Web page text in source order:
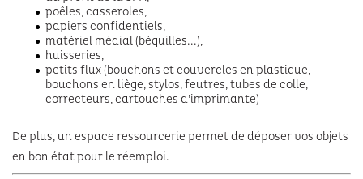
poêles, casseroles,
papiers confidentiels,
matériel médial (béquilles...),
huisseries,
petits flux (bouchons et couvercles en plastique,
bouchons en liège, stylos, feutres, tubes de colle,
correcteurs, cartouches d’imprimante)
De plus, un espace ressourcerie permet de déposer vos objets
en bon état pour le réemploi.